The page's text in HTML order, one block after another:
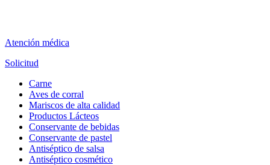
Atención médica
Solicitud
Carne
Aves de corral
Mariscos de alta calidad
Productos Lácteos
Conservante de bebidas
Conservante de pastel
Antiséptico de salsa
Antiséptico cosmético